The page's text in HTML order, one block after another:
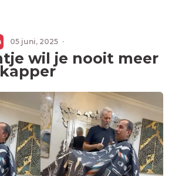
05 juni, 2025 ·
wil je nooit meer